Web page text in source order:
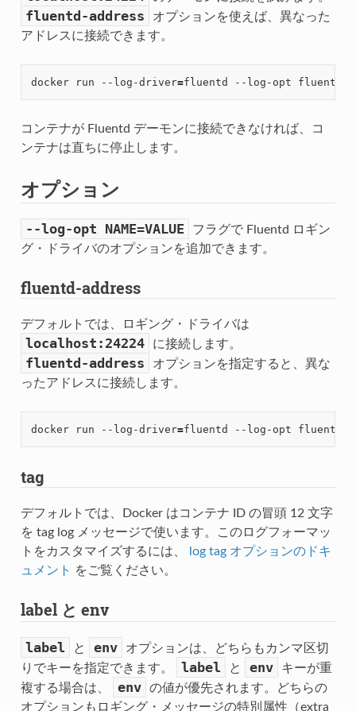
fluentd-address
オプションを使えば、異なった
アドレスに接続できます。
docker run --log-driver=fluentd --log-opt fluentd-
コンテナが Fluentd デーモンに接続できなければ、コ
ンテナは直ちに停止します。
オプション
--log-opt NAME=VALUE
フラグで Fluentd ロギン
グ・ドライバのオプションを追加できます。
fluentd-address
デフォルトでは、ロギング・ドライバは
localhost:24224 に接続します。
fluentd-address
オプションを指定すると、異な
ったアドレスに接続します。
docker run --log-driver=fluentd --log-opt fluentd-
tag
デフォルトでは、Docker はコンテナ ID の冒頭 12 文字
を tag log メッセージで使います。このログフォーマッ
トをカスタマイズするには、
log tag オプションのドキ
ュメント
をご覧ください。
label と env
label と env
オプションは、どちらもカンマ区切
りでキーを指定できます。
label と env
キーが重
複する場合は、
env
の値が優先されます。どちらの
オプションもロギング・メッセージの特別属性（extra